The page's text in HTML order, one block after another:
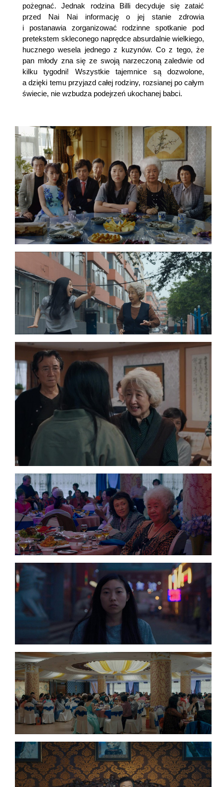
pożegnać. Jednak rodzina Billi decyduje się zataić
przed Nai Nai informację o jej stanie zdrowia
i postanawia zorganizować rodzinne spotkanie pod
pretekstem skleconego naprędce absurdalnie wielkiego,
hucznego wesela jednego z kuzynów. Co z tego, że
pan młody zna się ze swoją narzeczoną zaledwie od
kilku tygodni! Wszystkie tajemnice są dozwolone,
a dzięki temu przyjazd całej rodziny, rozsianej po całym
świecie, nie wzbudza podejrzeń ukochanej babci.